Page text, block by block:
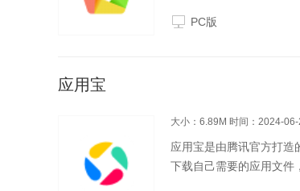
控等）。逍遥安卓模拟
盘、无需多...
PC版
应用宝
大小：6.89M 时间：2024-06-
应用宝是由腾讯官方打
下载自己需要的应用文件
就够了!应用宝2024免费